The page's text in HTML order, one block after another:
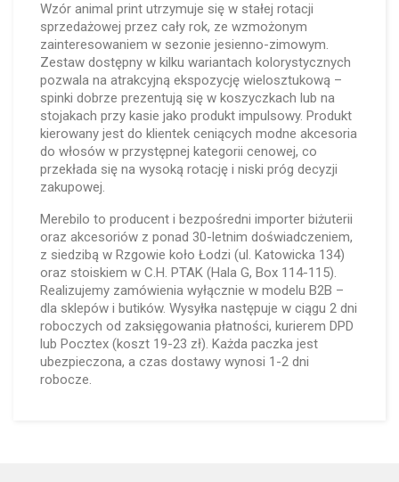
Wzór animal print utrzymuje się w stałej rotacji
sprzedażowej przez cały rok, ze wzmożonym
zainteresowaniem w sezonie jesienno-zimowym.
Zestaw dostępny w kilku wariantach kolorystycznych
pozwala na atrakcyjną ekspozycję wielosztukową –
spinki dobrze prezentują się w koszyczkach lub na
stojakach przy kasie jako produkt impulsowy. Produkt
kierowany jest do klientek ceniących modne akcesoria
do włosów w przystępnej kategorii cenowej, co
przekłada się na wysoką rotację i niski próg decyzji
zakupowej.
Merebilo to producent i bezpośredni importer biżuterii
oraz akcesoriów z ponad 30-letnim doświadczeniem,
z siedzibą w Rzgowie koło Łodzi (ul. Katowicka 134)
oraz stoiskiem w C.H. PTAK (Hala G, Box 114-115).
Realizujemy zamówienia wyłącznie w modelu B2B –
dla sklepów i butików. Wysyłka następuje w ciągu 2 dni
roboczych od zaksięgowania płatności, kurierem DPD
lub Pocztex (koszt 19-23 zł). Każda paczka jest
ubezpieczona, a czas dostawy wynosi 1-2 dni
robocze.